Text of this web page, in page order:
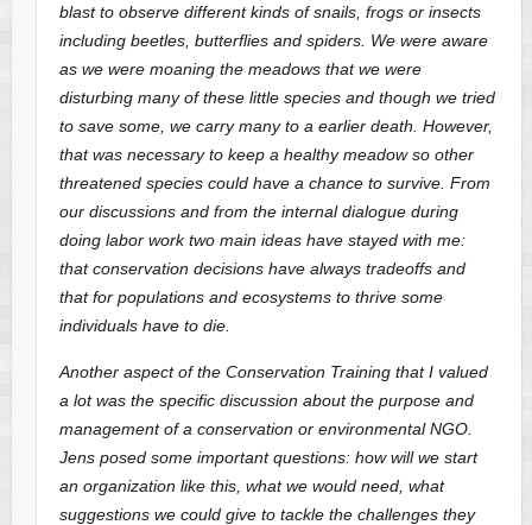
blast to observe different kinds of snails, frogs or insects
including beetles, butterflies and spiders. We were aware
as we were moaning the meadows that we were
disturbing many of these little species and though we tried
to save some, we carry many to a earlier death. However,
that was necessary to keep a healthy meadow so other
threatened species could have a chance to survive. From
our discussions and from the internal dialogue during
doing labor work two main ideas have stayed with me:
that conservation decisions have always tradeoffs and
that for populations and ecosystems to thrive some
individuals have to die.
Another aspect of the Conservation Training that I valued
a lot was the specific discussion about the purpose and
management of a conservation or environmental NGO.
Jens posed some important questions: how will we start
an organization like this, what we would need, what
suggestions we could give to tackle the challenges they